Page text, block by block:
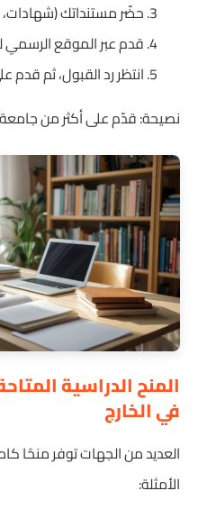
حضّر مستنداتك
قدم عبر الموقع الرسمي
انتظر رد القبول، ثم قدم
نصيحة: قدّم على أكثر من
المنح الدراسية
في الخارج
العديد من الجهات توفر منحًا
الأمثلة: